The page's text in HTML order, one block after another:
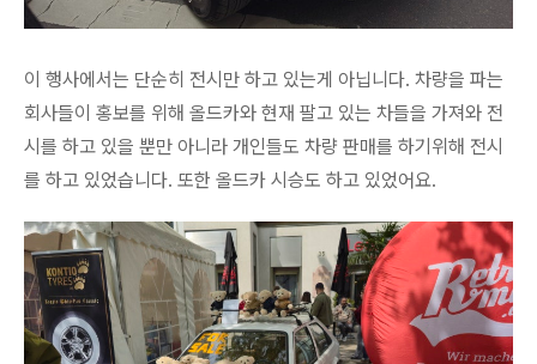
이 행사에서는 단순히 전시만 하고 있는게 아닙니다. 차량을 파는
회사들이 홍보를 위해 올드카와 현재 팔고 있는 차들을 가져와 전
시를 하고 있을 뿐만 아니라 개인들도 차량 판매를 하기위해 전시
를 하고 있었습니다. 또한 올드카 시승도 하고 있었어요.